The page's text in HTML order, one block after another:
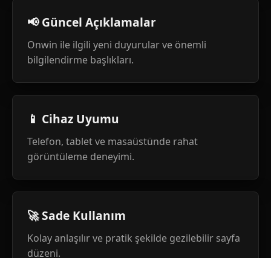
📢 Güncel Açıklamalar
Onwin ile ilgili yeni duyurular ve önemli
bilgilendirme başlıkları.
📱 Cihaz Uyumu
Telefon, tablet ve masaüstünde rahat
görüntüleme deneyimi.
🚀 Sade Kullanım
Kolay anlaşılır ve pratik şekilde gezilebilir sayfa
düzeni.